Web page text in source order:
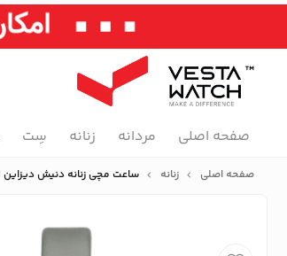
صفحه اصلی مردانه زنانه سِت
صفحه اصلی زنانه ساعت مچی زنانه دنیش دیزاین DANISH DESIGN مدل IV14Q1260